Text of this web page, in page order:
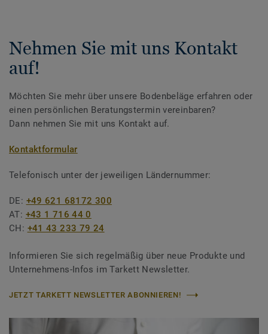
Nehmen Sie mit uns Kontakt
auf!
Möchten Sie mehr über unsere Bodenbeläge erfahren oder
einen persönlichen Beratungstermin vereinbaren?
Dann nehmen Sie mit uns Kontakt auf.
Kontaktformular
Telefonisch unter der jeweiligen Ländernummer:
DE: +49 621 68172 300
AT: +43 1 716 44 0
CH: +41 43 233 79 24
Informieren Sie sich regelmäßig über neue Produkte und
Unternehmens-Infos im Tarkett Newsletter.
JETZT TARKETT NEWSLETTER ABONNIEREN!